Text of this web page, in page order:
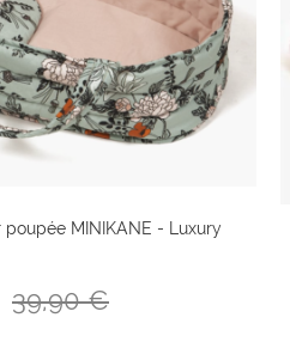
poupée MINIKANE - Luxury
39,90 €